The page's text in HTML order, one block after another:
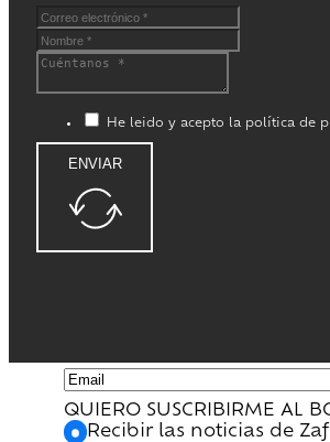
He leido y acepto la política de
ENVIAR
QUIERO SUSCRIBIRME AL
Recibir las noticias de